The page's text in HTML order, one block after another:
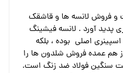
و فروش لانسه ها و قاشقک
پدید آورد . لانسه فیشینگ
اصلی بوده ، بلکه
هم عمده فروش شلدون ها را
سنگین فولاد ضد زنگ است.